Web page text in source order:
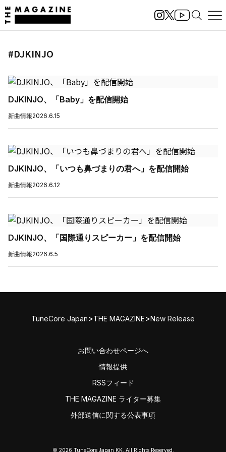
#DJKINJO
DJKINJO、「Baby」を配信開始
新曲情報2026.6.15
DJKINJO、「いつも鼻づまりの君へ」を配信開始
新曲情報2026.6.12
DJKINJO、「国際通りスピーカー」を配信開始
新曲情報2026.6.5
TuneCore Japan>THE MAGAZINE>New Release
お問い合わせページへ
情報提供
RSSフィード
THE MAGAZINE ライター募集
外部送信に関する公表事項
© 2026 TuneCore Japan KK. All Rights Reserved.